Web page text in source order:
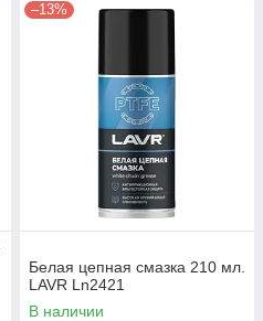
–13%
Белая цепная смазка 210 мл.
LAVR Ln2421
В наличии